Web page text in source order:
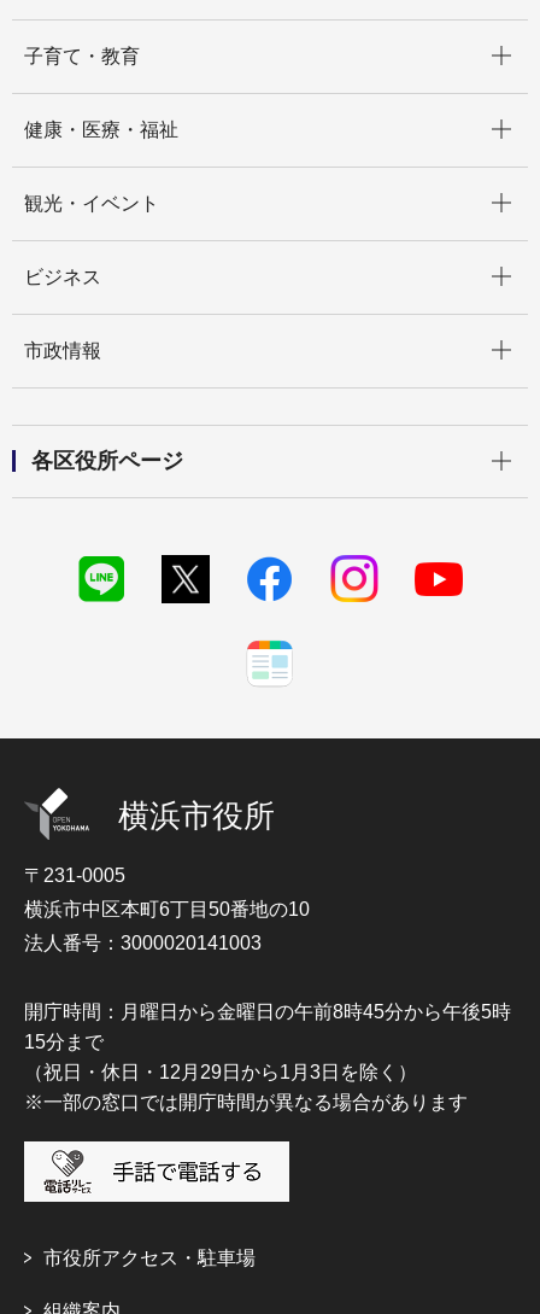
子育て・教育
健康・医療・福祉
観光・イベント
ビジネス
市政情報
各区役所ページ
横浜市役所
〒231-0005
横浜市中区本町6丁目50番地の10
法人番号：3000020141003
開庁時間：月曜日から金曜日の午前8時45分から午後5時
15分まで
（祝日・休日・12月29日から1月3日を除く）
※一部の窓口では開庁時間が異なる場合があります
市役所アクセス・駐車場